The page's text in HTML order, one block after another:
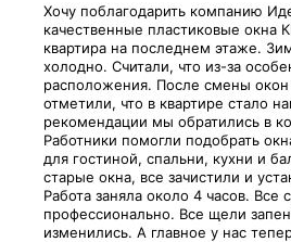
Хочу поблагодарить компанию
качественные пластиковые окна
квартира на последнем этаже.
холодно. Считали, что из-за
расположения. После смены
отметили, что в квартире стало
рекомендации мы обратились в
Работники помогли подобрать
для гостиной, спальни, кухни и
старые окна, все зачистили и
Работа заняла около 4 часов. Все
профессионально. Все щели
изменились. А главное у нас